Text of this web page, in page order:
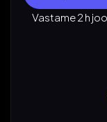
Vastame 2 h